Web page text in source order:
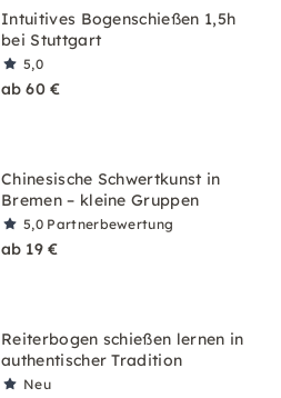
Intuitives Bogenschießen 1,5h
bei Stuttgart
5,0
ab 60 €
Chinesische Schwertkunst in
Bremen – kleine Gruppen
5,0 Partnerbewertung
ab 19 €
Reiterbogen schießen lernen in
authentischer Tradition
Neu